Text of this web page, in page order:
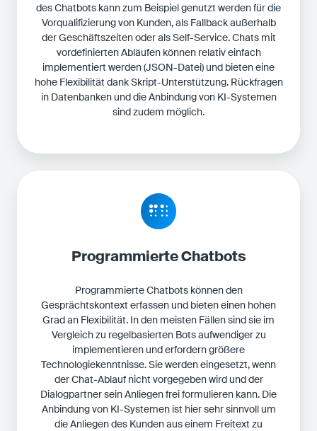
des Chatbots kann zum Beispiel genutzt werden für die
Vorqualifizierung von Kunden, als Fallback außerhalb
der Geschäftszeiten oder als Self-Service. Chats mit
vordefinierten Abläufen können relativ einfach
implementiert werden (JSON-Datei) und bieten eine
hohe Flexibilität dank Skript-Unterstützung. Rückfragen
in Datenbanken und die Anbindung von KI-Systemen
sind zudem möglich.
Programmierte Chatbots
Programmierte Chatbots können den
Gesprächtskontext erfassen und bieten einen hohen
Grad an Flexibilität. In den meisten Fällen sind sie im
Vergleich zu regelbasierten Bots aufwendiger zu
implementieren und erfordern größere
Technologiekenntnisse. Sie werden eingesetzt, wenn
der Chat-Ablauf nicht vorgegeben wird und der
Dialogpartner sein Anliegen frei formulieren kann. Die
Anbindung von KI-Systemen ist hier sehr sinnvoll um
die Anliegen des Kunden aus einem Freitext zu